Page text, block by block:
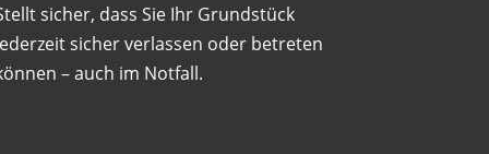
sicher, dass Sie Ihr Grundstück
sicher verlassen oder betreten
– auch im Notfall.